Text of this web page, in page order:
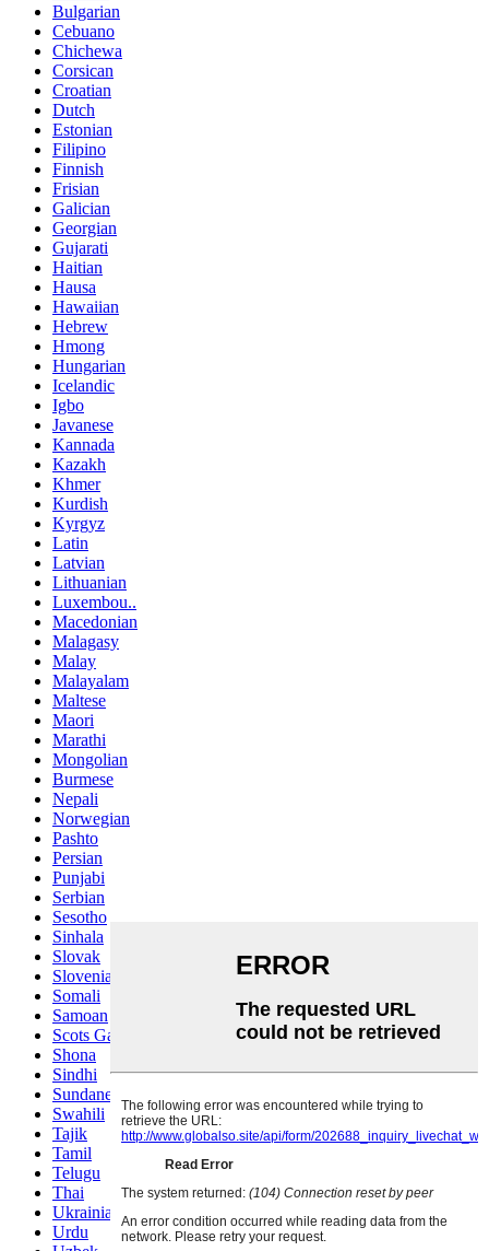
Bulgarian
Cebuano
Chichewa
Corsican
Croatian
Dutch
Estonian
Filipino
Finnish
Frisian
Galician
Georgian
Gujarati
Haitian
Hausa
Hawaiian
Hebrew
Hmong
Hungarian
Icelandic
Igbo
Javanese
Kannada
Kazakh
Khmer
Kurdish
Kyrgyz
Latin
Latvian
Lithuanian
Luxembou..
Macedonian
Malagasy
Malay
Malayalam
Maltese
Maori
Marathi
Mongolian
Burmese
Nepali
Norwegian
Pashto
Persian
Punjabi
Serbian
Sesotho
Sinhala
Slovak
Slovenian
Somali
Samoan
Scots Gaelic
Shona
Sindhi
Sundanese
Swahili
Tajik
Tamil
Telugu
Thai
Ukrainian
Urdu